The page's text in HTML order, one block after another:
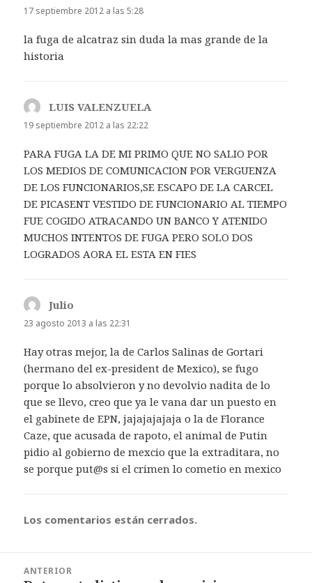
17 septiembre 2012 a las 5:28
la fuga de alcatraz sin duda la mas grande de la
historia
LUIS VALENZUELA
19 septiembre 2012 a las 22:22
PARA FUGA LA DE MI PRIMO QUE NO SALIO POR
LOS MEDIOS DE COMUNICACION POR VERGUENZA
DE LOS FUNCIONARIOS,SE ESCAPO DE LA CARCEL
DE PICASENT VESTIDO DE FUNCIONARIO AL TIEMPO
FUE COGIDO ATRACANDO UN BANCO Y ATENIDO
MUCHOS INTENTOS DE FUGA PERO SOLO DOS
LOGRADOS AORA EL ESTA EN FIES
Julio
23 agosto 2013 a las 22:31
Hay otras mejor, la de Carlos Salinas de Gortari
(hermano del ex-president de Mexico), se fugo
porque lo absolvieron y no devolvio nadita de lo
que se llevo, creo que ya le vana dar un puesto en
el gabinete de EPN, jajajajajaja o la de Florance
Caze, que acusada de rapoto, el animal de Putin
pidio al gobierno de mexcio que la extraditara, no
se porque put@s si el crimen lo cometio en mexico
Los comentarios están cerrados.
ANTERIOR